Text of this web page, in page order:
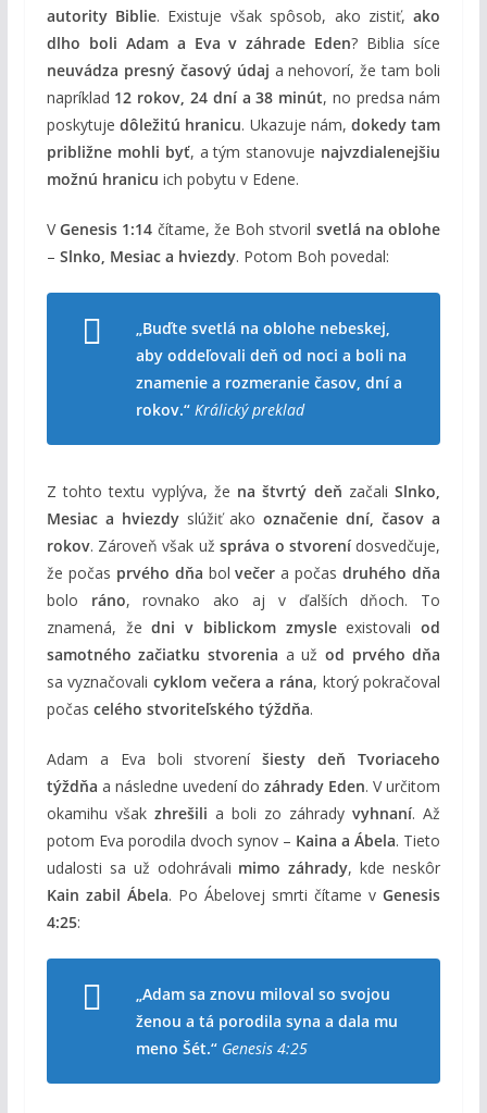
autority Biblie. Existuje však spôsob, ako zistiť,ako
dlho boli Adam a Eva v záhrade Eden? Biblia síce
neuvádza presný časový údaj a nehovorí, že tam boli
napríklad 12 rokov, 24 dní a 38 minút, no predsa nám
poskytuje dôležitú hranicu. Ukazuje nám,dokedy tam
približne mohli byť, a tým stanovuje najvzdialenejšiu
možnú hranicu ich pobytu v Edene.
VGenesis 1:14 čítame, že Boh stvoril svetlá na oblohe
– Slnko, Mesiac a hviezdy. Potom Boh povedal:
„Buďte svetlá na oblohe nebeskej,
aby oddeľovali deň od noci a boli na
znamenie a rozmeranie časov, dní a
rokov.“ Králický preklad
Z tohto textu vyplýva, že na štvrtý deň začaliSlnko,
Mesiac a hviezdyslúžiť akooznačenie dní, časov a
rokov. Zároveň však užspráva o stvorenídosvedčuje,
že počas prvého dňa bolvečer a počasdruhého dňa
bolo ráno, rovnako ako aj v ďalších dňoch. To
znamená, žedni v biblickom zmysleexistovaliod
samotného začiatku stvorenia a už od prvého dňa
sa vyznačovalicyklom večera a rána, ktorý pokračoval
počas celého stvoriteľského týždňa.
Adam a Eva boli stvoreníšiesty deň Tvoriaceho
týždňa a následne uvedení dozáhrady Eden. V určitom
okamihu však zhrešili a boli zo záhradyvyhnaní. Až
potom Eva porodila dvoch synov – Kaina a Ábela. Tieto
udalosti sa už odohrávali mimo záhrady, kde neskôr
Kain zabil Ábela. Po Ábelovej smrti čítame vGenesis
4:25:
„Adam sa znovu miloval so svojou
ženou a tá porodila syna a dala mu
meno Šét.“ Genesis 4:25